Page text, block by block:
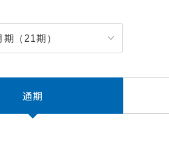
通期